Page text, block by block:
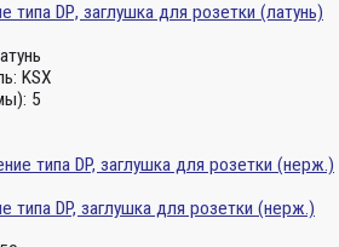
типа DР, заглушка для розетки (латунь)
KSX
5
типа DP, заглушка для розетки (нерж.)